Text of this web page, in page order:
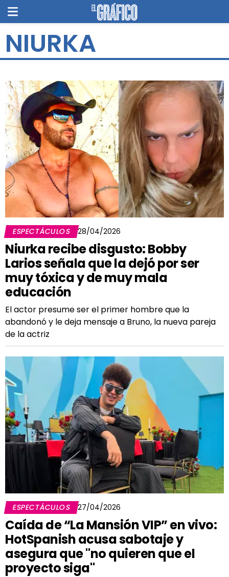
NIURKA
ESPECTÁCULOS 28/04/2026
Niurka recibe disgusto: Bobby
Larios señala que la dejó por ser
muy tóxica y de muy mala
educación
El actor presume ser el primer hombre que la
abandonó y le deja mensaje a Bruno, la nueva pareja
de la actriz
ESPECTÁCULOS 27/04/2026
Caída de “La Mansión VIP” en vivo:
HotSpanish acusa sabotaje y
asegura que "no quieren que el
proyecto siga"